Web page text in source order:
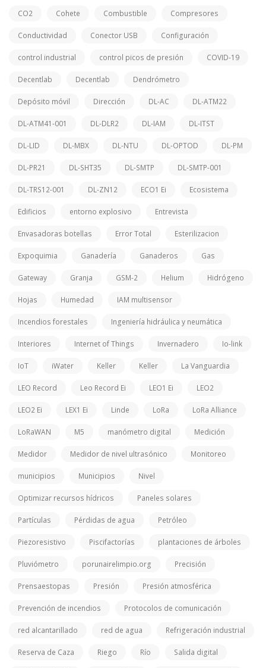
CO2 Cohete Combustible Compresores
Conductividad Conector USB Configuración
control industrial control picos de presión COVID-19
Decentlab Decentlab Dendrómetro
Depósito móvil Dirección DL-AC DL-ATM22
DL-ATM41-001 DL-DLR2 DL-IAM DL-ITST
DL-LID DL-MBX DL-NTU DL-OPTOD DL-PM
DL-PR21 DL-SHT35 DL-SMTP DL-SMTP-001
DL-TRS12-001 DL-ZN12 ECO1 Ei Ecosistema
Edificios entorno explosivo Entrevista
Envasadoras botellas Error Total Esterilizacion
Expoquimia Ganadería Ganaderos Gas
Gateway Granja GSM-2 Helium Hidrógeno
Hojas Humedad IAM multisensor
Incendios forestales Ingeniería hidráulica y neumática
Interiores Internet of Things Invernadero Io-link
IoT iWater Keller Keller La Vanguardia
LEO Record Leo Record Ei LEO1 Ei LEO2
LEO2 Ei LEX1 Ei Linde LoRa LoRa Alliance
LoRaWAN M5 manómetro digital Medición
Medidor Medidor de nivel ultrasónico Monitoreo
municipios Municipios Nivel
Optimizar recursos hídricos Paneles solares
Partículas Pérdidas de agua Petróleo
Piezoresistivo Piscifactorías plantaciones de árboles
Pluviómetro porunairelimpio.org Precisión
Prensaestopas Presión Presión atmosférica
Prevención de incendios Protocolos de comunicación
red alcantarillado red de agua Refrigeración industrial
Reserva de Caza Riego Río Salida digital